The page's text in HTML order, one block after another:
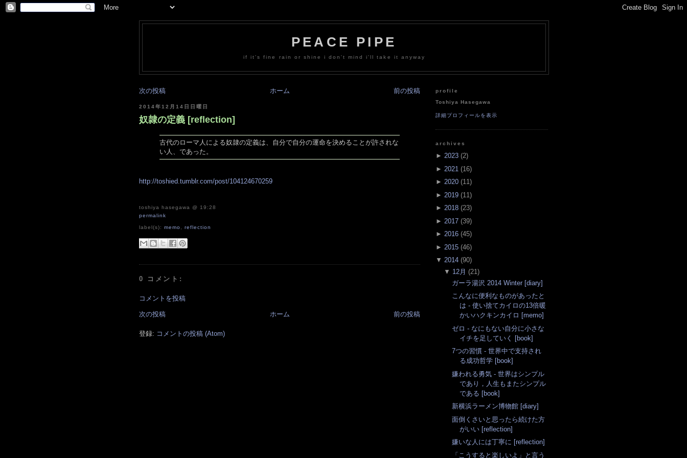
PEACE PIPE
if it's fine rain or shine i don't mind i'll take it anyway
次の投稿 前の投稿
ホーム
2014年12月14日日曜日
奴隷の定義 [reflection]
古代のローマ人による奴隷の定義は、自分で自分の運命を決めることが許されな
い人、であった。
http://toshied.tumblr.com/post/104124670259
toshiya hasegawa @ 19:28
permalink
label(s):memo ,reflection
0 コメント:
コメントを投稿
次の投稿 前の投稿
ホーム
登録: コメントの投稿 (Atom)
profile
Toshiya Hasegawa
詳細プロフィールを表示
archives
► 2023 (2)
► 2021 (16)
► 2020 (11)
► 2019 (11 )
► 2018 (23)
► 2017 (39)
► 2016 (45)
► 2015 (46)
▼ 2014 (90)
▼ 12月 (21)
ガーラ湯沢 2014 Winter [diary]
こんなに便利なものがあったと
は - 使い捨てカイロの13倍暖
かいハクキンカイロ [memo]
ゼロ - なにもない自分に小さな
イチを足していく [book]
7つの習慣 - 世界中で支持され
る成功哲学 [book]
嫌われる勇気 - 世界はシンプル
であり，人生もまたシンプル
である [book]
新横浜ラーメン博物館 [diary]
面倒くさいと思ったら続けた方
がいい [reflection]
嫌いな人には丁寧に [reflection]
「こうすると楽しいよ」と言う